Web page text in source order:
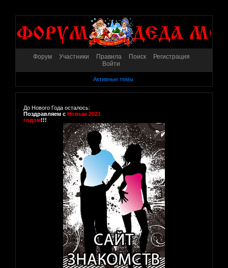
Форум Участники Правила Поиск
Регистрация
Войти
Активные темы
До Нового Года осталось:
Поздравляем с Новым 2021
годом!!!